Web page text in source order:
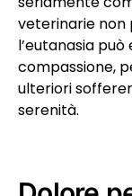
veterinarie
l’eutanasia
compassione,
ulteriori
serenità.